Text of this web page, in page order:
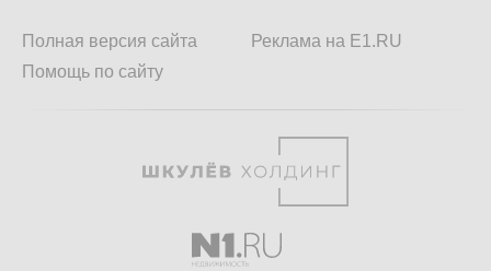
Полная версия сайта
Помощь по сайту
Реклама на E1.RU